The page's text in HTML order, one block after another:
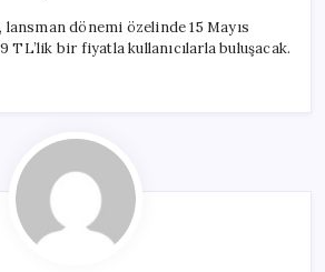
dönemi özelinde 15 Mayıs
TL’lik bir fiyatla kullanıcılarla buluşacak.